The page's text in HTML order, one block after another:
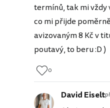
termínů, tak mi vždy
co mi přijde
avizovaným 8 Kč v
poutavý, to beru :D )
0
David Eiselt